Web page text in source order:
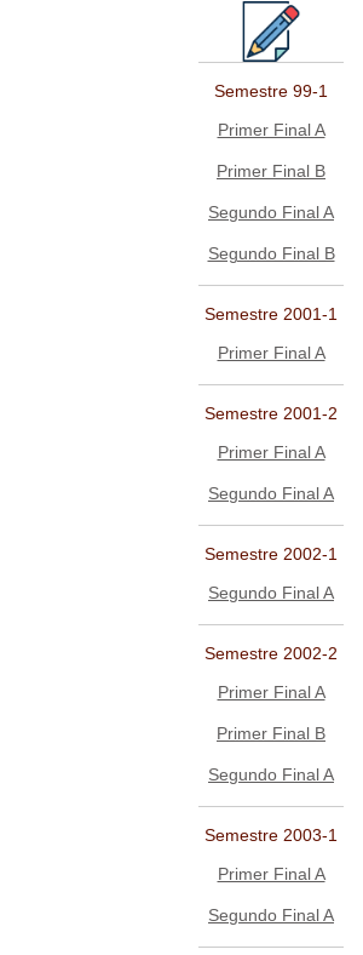
Semestre 99-1
Primer Final A
Primer Final B
Segundo Final A
Segundo Final B
Semestre 2001-1
Primer Final A
Semestre 2001-2
Primer Final A
Segundo Final A
Semestre 2002-1
Segundo Final A
Semestre 2002-2
Primer Final A
Primer Final B
Segundo Final A
Semestre 2003-1
Primer Final A
Segundo Final A